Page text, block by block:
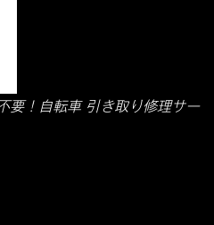
要！自転車 引き取り修理サー